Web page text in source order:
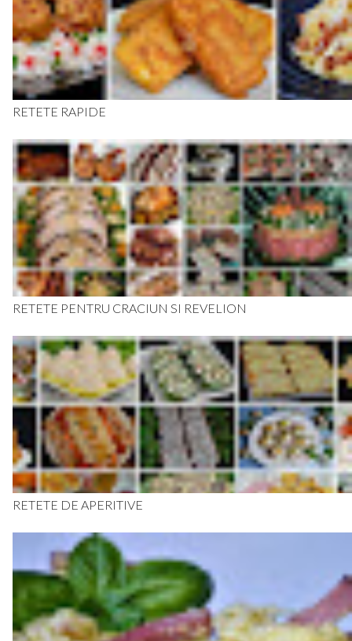
RETETE RAPIDE
RETETE PENTRU CRACIUN SI REVELION
RETETE DE APERITIVE